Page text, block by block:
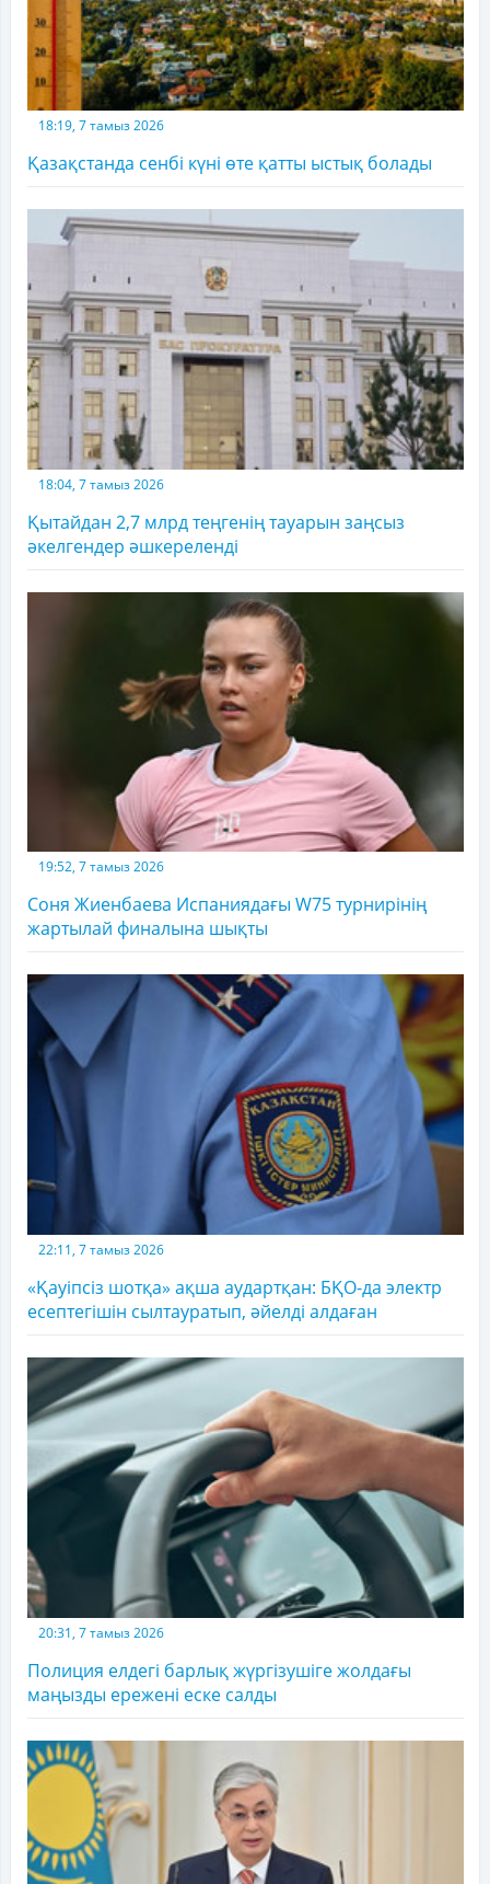
18:19, 7 тамыз 2026
Қазақстанда сенбі күні өте қатты ыстық болады
18:04, 7 тамыз 2026
Қытайдан 2,7 млрд теңгенің тауарын заңсыз
әкелгендер әшкереленді
19:52, 7 тамыз 2026
Соня Жиенбаева Испаниядағы W75 турнирінің
жартылай финалына шықты
22:11, 7 тамыз 2026
«Қауіпсіз шотқа» ақша аудартқан: БҚО-да электр
есептегішін сылтауратып, әйелді алдаған
20:31, 7 тамыз 2026
Полиция елдегі барлық жүргізушіге жолдағы
маңызды ережені еске салды